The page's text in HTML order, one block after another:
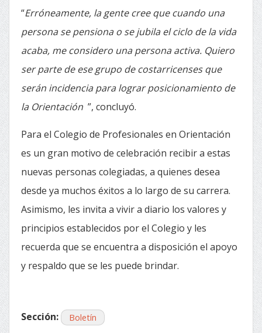
“Erróneamente, la gente cree que cuando una
persona se pensiona o se jubila el ciclo de la vida
acaba, me considero una persona activa. Quiero
ser parte de ese grupo de costarricenses que
serán incidencia para lograr posicionamiento de
la Orientación ”, concluyó.
Para el Colegio de Profesionales en Orientación
es un gran motivo de celebración recibir a estas
nuevas personas colegiadas, a quienes desea
desde ya muchos éxitos a lo largo de su carrera.
Asimismo, les invita a vivir a diario los valores y
principios establecidos por el Colegio y les
recuerda que se encuentra a disposición el apoyo
y respaldo que se les puede brindar.
Sección: Boletín